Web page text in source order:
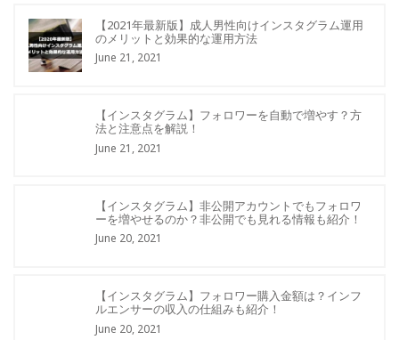
【2021年最新版】成人男性向けインスタグラム運用
のメリットと効果的な運用方法
June 21, 2021
【インスタグラム】フォロワーを自動で増やす？方
法と注意点を解説！
June 21, 2021
【インスタグラム】非公開アカウントでもフォロワ
ーを増やせるのか？非公開でも見れる情報も紹介！
June 20, 2021
【インスタグラム】フォロワー購入金額は？インフ
ルエンサーの収入の仕組みも紹介！
June 20, 2021